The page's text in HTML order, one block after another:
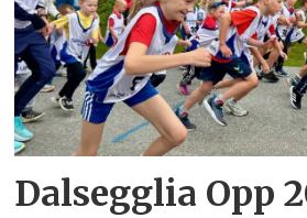
Dalsegglia Opp